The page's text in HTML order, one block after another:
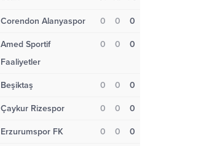
Corendon Alanyaspor 0 0 0
Amed Sportif
Faaliyetler
0 0 0
Beşiktaş 0 0 0
Çaykur Rizespor 0 0 0
Erzurumspor FK 0 0 0